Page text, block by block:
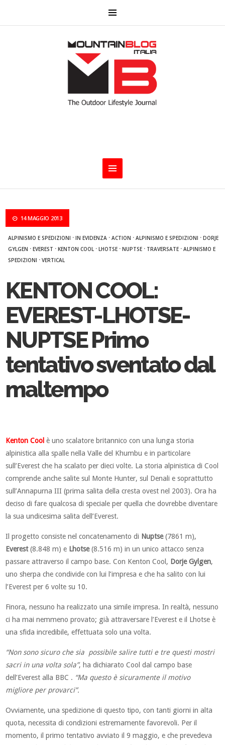
14 MAGGIO 2013
ALPINISMO E SPEDIZIONI ·IN EVIDENZA ·ACTION ·ALPINISMO E SPEDIZIONI ·DORJE
GYLGEN ·EVEREST ·KENTON COOL ·LHOTSE ·NUPTSE · TRAVERSATE ·ALPINISMO E
SPEDIZIONI ·VERTICAL
KENTON COOL:
EVEREST-LHOTSE-
NUPTSE Primo
tentativo sventato dal
maltempo
Kenton Cool è uno scalatore britannico con una lunga storia
alpinistica alla spalle nella Valle del Khumbu e in particolare
sull’Everest che ha scalato per dieci volte. La storia alpinistica di Cool
comprende anche salite sul Monte Hunter, sul Denali e soprattutto
sull’Annapurna III (prima salita della cresta ovest nel 2003). Ora ha
deciso di fare qualcosa di speciale per quella che dovrebbe diventare
la sua undicesima salita dell’Everest.
Il progetto consiste nel concatenamento di Nuptse(7861 m),
Everest(8.848 m) e Lhotse(8.516 m) in un unico attacco senza
passare attraverso il campo base. Con Kenton Cool, Dorje Gylgen,
uno sherpa che condivide con lui l’impresa e che ha salito con lui
l’Everest per 6 volte su 10.
Finora, nessuno ha realizzato una simile impresa. In realtà, nessuno
ci ha mai nemmeno provato; già attraversare l’Everest e il Lhotse è
una sfida incredibile, effettuata solo una volta.
“Non sono sicuro che sia possibile salire tutti e tre questi mostri
sacri in una volta sola”, ha dichiarato Cool dal campo base
dell’Everest alla BBC . “Ma questo è sicuramente il motivo
migliore per provarci”.
Ovviamente, una spedizione di questo tipo, con tanti giorni in alta
quota, necessita di condizioni estremamente favorevoli. Per il
momento, il primo tentativo avviato il 9 maggio, e che prevedeva